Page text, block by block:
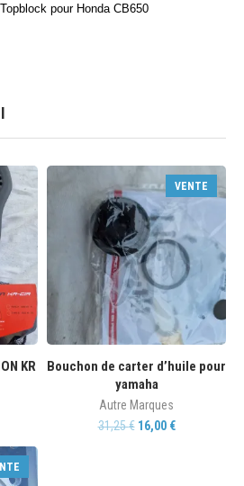
pour Honda CB650
KR
VENTE
Bouchon de carter d’huile pour
yamaha
Autre Marques
31,25€ 16,00 €